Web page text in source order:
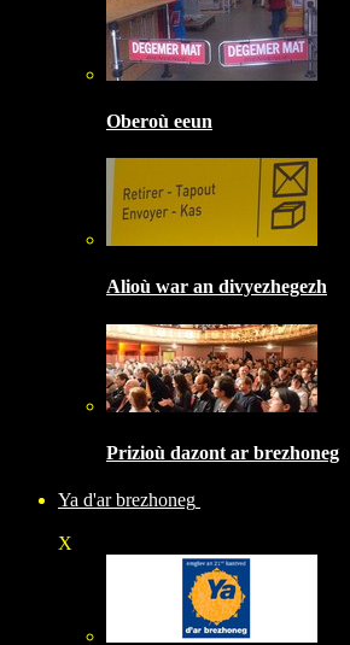
Oberoù eeun
Alioù war an divyezhegezh
Prizioù dazont ar brezhoneg
Ya d'ar brezhoneg
X